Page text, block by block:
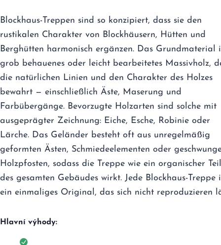
Blockhaus-Treppen sind so konzipiert, dass sie den
rustikalen Charakter von Blockhäusern, Hütten und
Berghütten harmonisch ergänzen. Das Grundmaterial
grob behauenes oder leicht bearbeitetes Massivholz,
die natürlichen Linien und den Charakter des Holzes
bewahrt — einschließlich Äste, Maserung und
Farbübergänge. Bevorzugte Holzarten sind solche mit
ausgeprägter Zeichnung: Eiche, Esche, Robinie oder
Lärche. Das Geländer besteht oft aus unregelmäßig
geformten Ästen, Schmiedeelementen oder
Holzpfosten, sodass die Treppe wie ein organischer Teil
des gesamten Gebäudes wirkt. Jede Blockhaus-Treppe
ein einmaliges Original, das sich nicht reproduzieren
Hlavní výhody: